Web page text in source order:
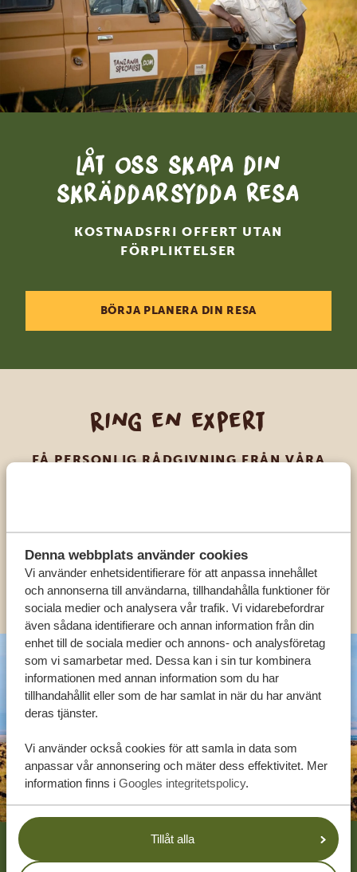
Denna webbplats använder cookies
Vi använder enhetsidentifierare för att anpassa innehållet
och annonserna till användarna, tillhandahålla funktioner för
sociala medier och analysera vår trafik. Vi vidarebefordrar
även sådana identifierare och annan information från din
enhet till de sociala medier och annons- och analysföretag
som vi samarbetar med. Dessa kan i sin tur kombinera
informationen med annan information som du har
tillhandahållit eller som de har samlat in när du har använt
deras tjänster.
Vi använder också cookies för att samla in data som
anpassar vår annonsering och mäter dess effektivitet. Mer
information finns i Googles integritetspolicy.
Tillåt alla
Låt oss skapa din
skräddarsydda resa
KOSTNADSFRI OFFERT UTAN
FÖRPLIKTELSER
BÖRJA PLANERA DIN RESA
Ring en expert
FÅ PERSONLIG RÅDGIVNING FRÅN VÅRA
KONTAKT
Footer
VÅRA KUNDER REKOMMENDERAR